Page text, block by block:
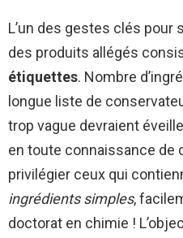
L’un des gestes clés pour
des produits allégés
étiquettes. Nombre
longue liste de
trop vague devraient
en toute connaissance de
privilégier ceux qui
ingrédients simples,
doctorat en chimie !